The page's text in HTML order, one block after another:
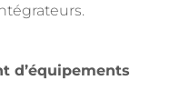
d’équipements